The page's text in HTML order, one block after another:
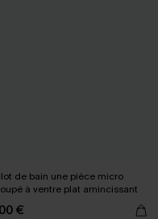
de bain une pièce micro
à ventre plat amincissant
€